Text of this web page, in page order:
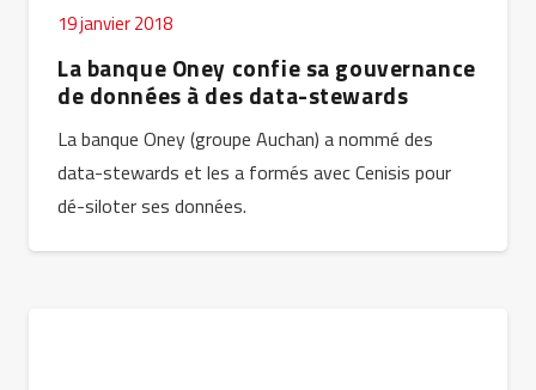
19 janvier 2018
La banque Oney confie sa gouvernance
de données à des data-stewards
La banque Oney (groupe Auchan) a nommé des
data-stewards et les a formés avec Cenisis pour
dé-siloter ses données.